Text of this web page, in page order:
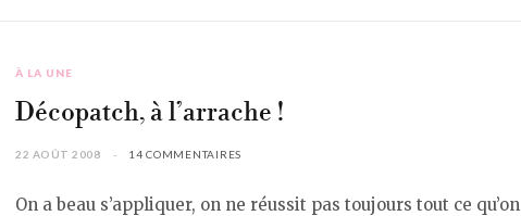
À LA UNE
Décopatch, à l’arrache !
22 AOÛT 2008 14 COMMENTAIRES
On a beau s’appliquer, on ne réussit pas toujours tout ce qu’on